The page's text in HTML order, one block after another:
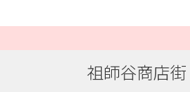
祖師谷商店街